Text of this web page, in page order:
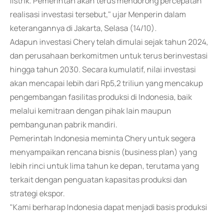
realisasi investasi tersebut," ujar Menperin dalam
keterangannya di Jakarta, Selasa (14/10).
Adapun investasi Chery telah dimulai sejak tahun 2024,
dan perusahaan berkomitmen untuk terus berinvestasi
hingga tahun 2030. Secara kumulatif, nilai investasi
akan mencapai lebih dari Rp5,2 triliun yang mencakup
pengembangan fasilitas produksi di Indonesia, baik
melalui kemitraan dengan pihak lain maupun
pembangunan pabrik mandiri.
Pemerintah Indonesia meminta Chery untuk segera
menyampaikan rencana bisnis (business plan) yang
lebih rinci untuk lima tahun ke depan, terutama yang
terkait dengan penguatan kapasitas produksi dan
strategi ekspor.
"Kami berharap Indonesia dapat menjadi basis produksi